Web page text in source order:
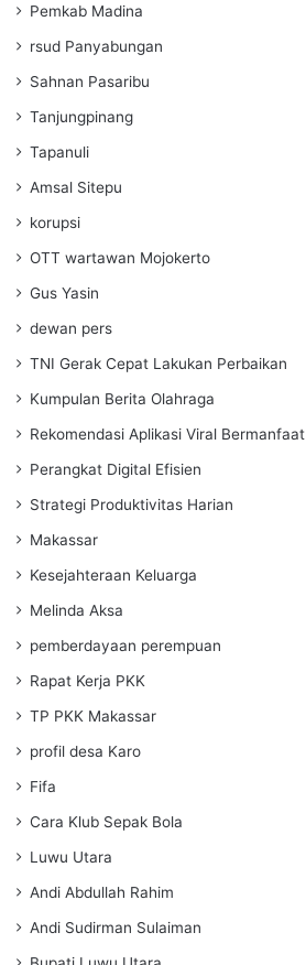
Pemkab Madina
rsud Panyabungan
Sahnan Pasaribu
Tanjungpinang
Tapanuli
Amsal Sitepu
korupsi
OTT wartawan Mojokerto
Gus Yasin
dewan pers
TNI Gerak Cepat Lakukan Perbaikan
Kumpulan Berita Olahraga
Rekomendasi Aplikasi Viral Bermanfaat
Perangkat Digital Efisien
Strategi Produktivitas Harian
Makassar
Kesejahteraan Keluarga
Melinda Aksa
pemberdayaan perempuan
Rapat Kerja PKK
TP PKK Makassar
profil desa Karo
Fifa
Cara Klub Sepak Bola
Luwu Utara
Andi Abdullah Rahim
Andi Sudirman Sulaiman